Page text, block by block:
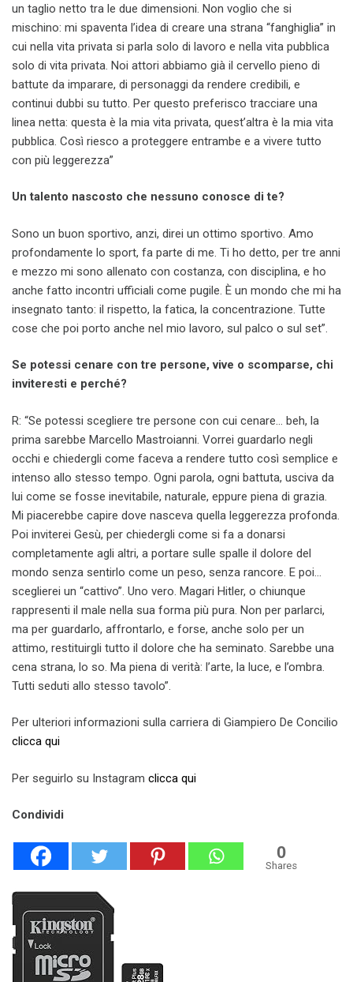
un taglio netto tra le due dimensioni. Non voglio che si
mischino: mi spaventa l’idea di creare una strana “fanghiglia” in
cui nella vita privata si parla solo di lavoro e nella vita pubblica
solo di vita privata. Noi attori abbiamo già il cervello pieno di
battute da imparare, di personaggi da rendere credibili, e
continui dubbi su tutto. Per questo preferisco tracciare una
linea netta: questa è la mia vita privata, quest’altra è la mia vita
pubblica. Così riesco a proteggere entrambe e a vivere tutto
con più leggerezza”
Un talento nascosto che nessuno conosce di te?
Sono un buon sportivo, anzi, direi un ottimo sportivo. Amo
profondamente lo sport, fa parte di me. Ti ho detto, per tre anni
e mezzo mi sono allenato con costanza, con disciplina, e ho
anche fatto incontri ufficiali come pugile. È un mondo che mi ha
insegnato tanto: il rispetto, la fatica, la concentrazione. Tutte
cose che poi porto anche nel mio lavoro, sul palco o sul set”.
Se potessi cenare con tre persone, vive o scomparse, chi
inviteresti e perché?
R: “Se potessi scegliere tre persone con cui cenare… beh, la
prima sarebbe Marcello Mastroianni. Vorrei guardarlo negli
occhi e chiedergli come faceva a rendere tutto così semplice e
intenso allo stesso tempo. Ogni parola, ogni battuta, usciva da
lui come se fosse inevitabile, naturale, eppure piena di grazia.
Mi piacerebbe capire dove nasceva quella leggerezza profonda.
Poi inviterei Gesù, per chiedergli come si fa a donarsi
completamente agli altri, a portare sulle spalle il dolore del
mondo senza sentirlo come un peso, senza rancore. E poi…
sceglierei un “cattivo”. Uno vero. Magari Hitler, o chiunque
rappresenti il male nella sua forma più pura. Non per parlarci,
ma per guardarlo, affrontarlo, e forse, anche solo per un
attimo, restituirgli tutto il dolore che ha seminato. Sarebbe una
cena strana, lo so. Ma piena di verità: l’arte, la luce, e l’ombra.
Tutti seduti allo stesso tavolo”.
Per ulteriori informazioni sulla carriera di Giampiero De Concilio
clicca qui
Per seguirlo su Instagram clicca qui
Condividi
0
Shares